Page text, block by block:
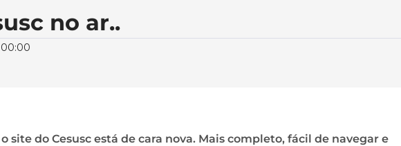
no ar..
00:00
site do Cesusc está de cara nova. Mais completo, fácil de navegar e